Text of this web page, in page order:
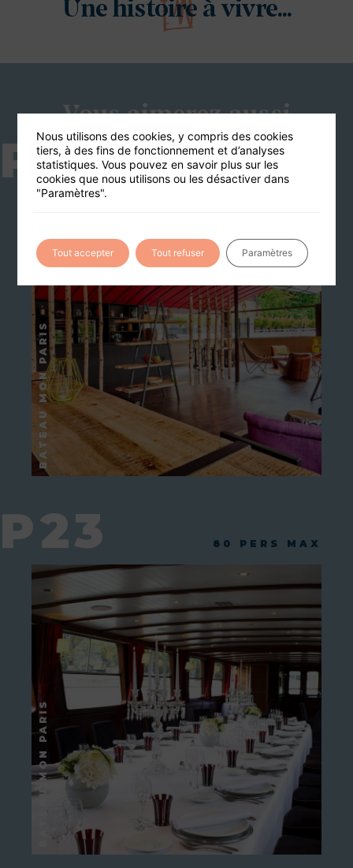
Une histoire à vivre...
Vous aimerez aussi
P22 80 PERS MAX
P23 80 PERS MAX
Nous utilisons des cookies, y compris des cookies
tiers, à des fins de fonctionnement et d’analyses
statistiques. Vous pouvez en savoir plus sur les
cookies que nous utilisons ou les désactiver dans
"Paramètres".
Tout accepter Tout refuser Paramètres